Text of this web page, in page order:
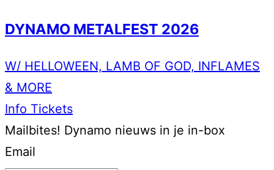
DYNAMO METALFEST 2026
W/ HELLOWEEN, LAMB OF GOD, INFLAMES
& MORE
Info Tickets
Mailbites! Dynamo nieuws in je in-box
Email